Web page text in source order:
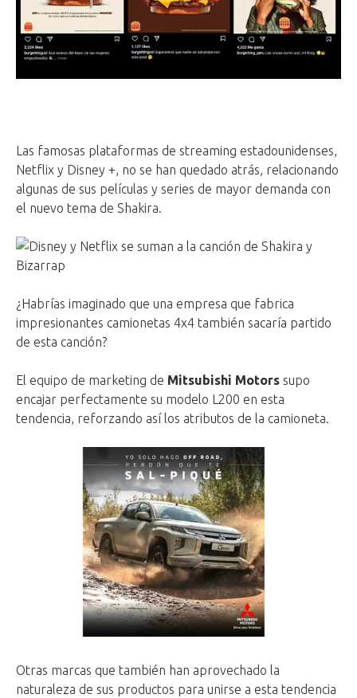
Las famosas plataformas de streaming estadounidenses,
Netflix y Disney +, no se han quedado atrás, relacionando
algunas de sus películas y series de mayor demanda con
el nuevo tema de Shakira.
¿Habrías imaginado que una empresa que fabrica
impresionantes camionetas 4x4 también sacaría partido
de esta canción?
El equipo de marketing de Mitsubishi Motors supo
encajar perfectamente su modelo L200 en esta
tendencia, reforzando así los atributos de la camioneta.
Otras marcas que también han aprovechado la
naturaleza de sus productos para unirse a esta tendencia